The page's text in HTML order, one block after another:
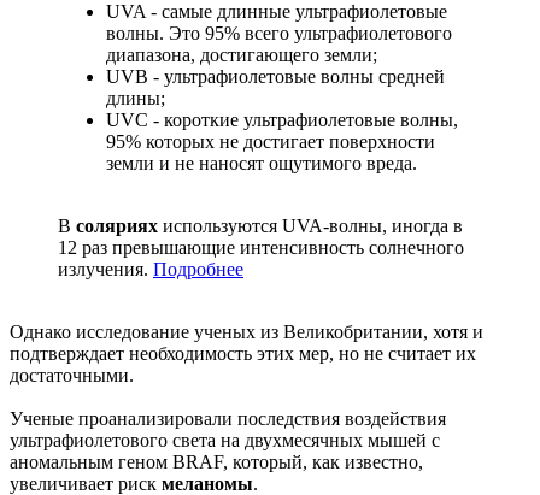
UVA - самые длинные ультрафиолетовые
волны. Это 95% всего ультрафиолетового
диапазона, достигающего земли;
UVB - ультрафиолетовые волны средней
длины;
UVC - короткие ультрафиолетовые волны,
95% которых не достигает поверхности
земли и не наносят ощутимого вреда.
В соляриях используются UVA-волны, иногда в
12 раз превышающие интенсивность солнечного
излучения. Подробнее
Однако исследование ученых из Великобритании, хотя и
подтверждает необходимость этих мер, но не считает их
достаточными.
Ученые проанализировали последствия воздействия
ультрафиолетового света на двухмесячных мышей с
аномальным геном BRAF, который, как известно,
увеличивает риск меланомы.